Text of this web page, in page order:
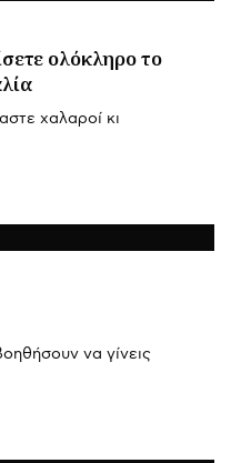
ολόκληρο το
χαλαροί κι
να γίνεις